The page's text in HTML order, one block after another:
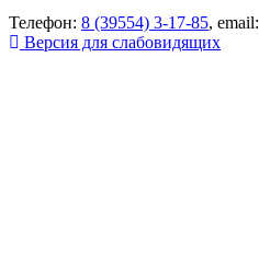
Телефон: 8 (39554) 3-17-85, email:
Версия для слабовидящих